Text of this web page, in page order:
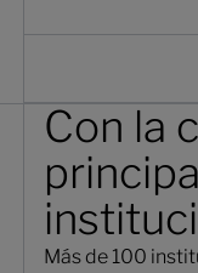
Con la
Más de 100